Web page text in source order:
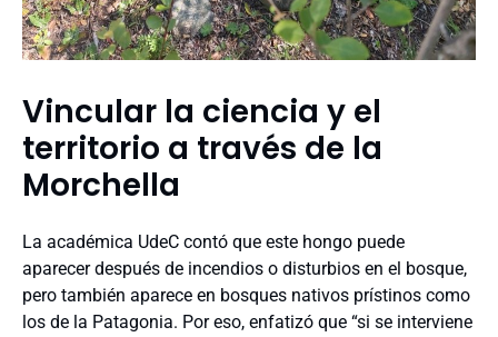
Vincular la ciencia y el
territorio a través de la
Morchella
La académica UdeC contó que este hongo puede
aparecer después de incendios o disturbios en el bosque,
pero también aparece en bosques nativos prístinos como
los de la Patagonia. Por eso, enfatizó que “si se interviene